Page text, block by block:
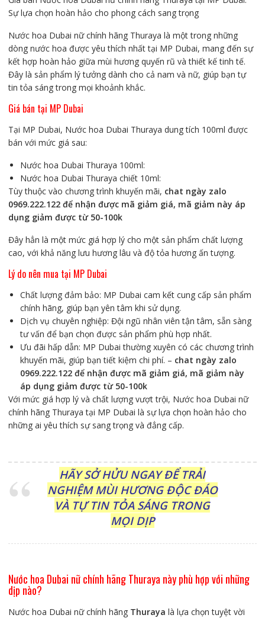
Sự lựa chọn hoàn hảo cho phong cách sang trọng
Nước hoa Dubai nữ chính hãng Thuraya là một trong những
dòng nước hoa được yêu thích nhất tại MP Dubai, mang đến sự
kết hợp hoàn hảo giữa mùi hương quyến rũ và thiết kế tinh tế.
Đây là sản phẩm lý tưởng dành cho cả nam và nữ, giúp bạn tự
tin tỏa sáng trong mọi khoảnh khắc.
Giá bán tại MP Dubai
Tại MP Dubai, Nước hoa Dubai Thuraya dung tích 100ml được
bán với mức giá sau:
Nước hoa Dubai Thuraya 100ml:
Nước hoa Dubai Thuraya chiết 10ml:
Tùy thuộc vào chương trình khuyến mãi, chat ngày zalo
0969.222.122 để nhận được mã giảm giá, mã giảm này áp
dụng giảm được từ 50-100k
Đây hẳn là một mức giá hợp lý cho một sản phẩm chất lượng
cao, với khả năng lưu hương lâu và độ tỏa hương ấn tượng.
Lý do nên mua tại MP Dubai
Chất lượng đảm bảo: MP Dubai cam kết cung cấp sản phẩm
chính hãng, giúp bạn yên tâm khi sử dụng.
Dịch vụ chuyên nghiệp: Đội ngũ nhân viên tận tâm, sẵn sàng
tư vấn để bạn chọn được sản phẩm phù hợp nhất.
Ưu đãi hấp dẫn: MP Dubai thường xuyên có các chương trình
khuyến mãi, giúp bạn tiết kiệm chi phí. – chat ngày zalo
0969.222.122 để nhận được mã giảm giá, mã giảm này
áp dụng giảm được từ 50-100k
Với mức giá hợp lý và chất lượng vượt trội, Nước hoa Dubai nữ
chính hãng Thuraya tại MP Dubai là sự lựa chọn hoàn hảo cho
những ai yêu thích sự sang trọng và đẳng cấp.
HÃY SỞ HỬU NGAY ĐỂ TRẢI
NGHIỆM MÙI HƯƠNG ĐỘC ĐÁO
VÀ TỰ TIN TỎA SÁNG TRONG
MỌI DỊP
Nước hoa Dubai nữ chính hãng Thuraya này phù hợp với những
dịp nào?
Nước hoa Dubai nữ chính hãng Thuraya là lựa chọn tuyệt vời